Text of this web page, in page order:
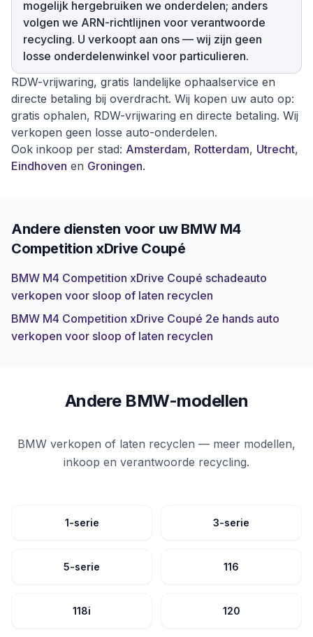
mogelijk hergebruiken we onderdelen; anders
volgen we ARN-richtlijnen voor verantwoorde
recycling. U verkoopt aan ons — wij zijn geen
losse onderdelenwinkel voor particulieren.
RDW-vrijwaring, gratis landelijke ophaalservice en
directe betaling bij overdracht. Wij kopen uw auto op:
gratis ophalen, RDW-vrijwaring en directe betaling. Wij
verkopen geen losse auto-onderdelen.
Ook inkoop per stad: Amsterdam, Rotterdam, Utrecht,
Eindhoven en Groningen.
Andere diensten voor uw BMW M4
Competition xDrive Coupé
BMW M4 Competition xDrive Coupé schadeauto
verkopen voor sloop of laten recyclen
BMW M4 Competition xDrive Coupé 2e hands auto
verkopen voor sloop of laten recyclen
Andere BMW-modellen
BMW verkopen of laten recyclen — meer modellen,
inkoop en verantwoorde recycling.
1-serie 3-serie
5-serie 116
118i 120